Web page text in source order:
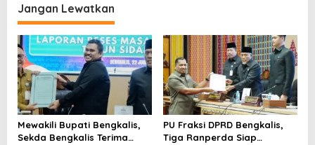
g
a
s
i
p
o
s
Jangan Lewatkan
Mewakili Bupati Bengkalis,
Sekda Bengkalis Terima
PU Fraksi DPRD Bengkalis,
Tiga Ranperda Siap